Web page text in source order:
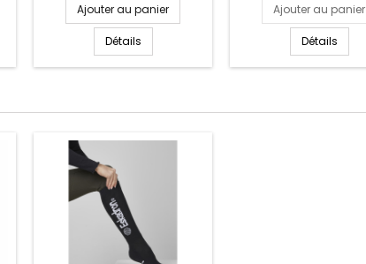
Ajouter au panier
Détails
Ajouter au panier
Détails